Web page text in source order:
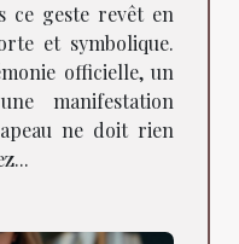
ce geste revêt en
et symbolique.
officielle, un
manifestation
ne doit rien